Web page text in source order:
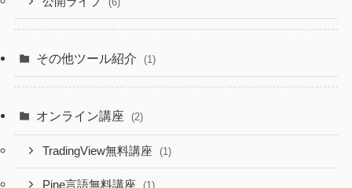
その他ツール紹介 (1)
オンライン講座 (2)
TradingView無料講座 (1)
Pine言語無料講座 (1)